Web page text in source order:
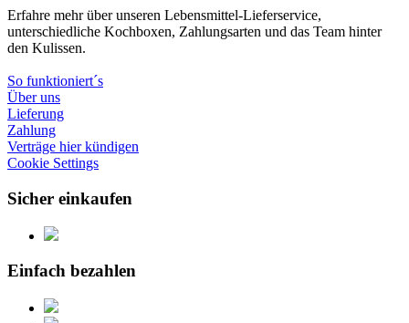
Erfahre mehr über unseren Lebensmittel-Lieferservice,
unterschiedliche Kochboxen, Zahlungsarten und das Team hinter
den Kulissen.
So funktioniert´s
Über uns
Lieferung
Zahlung
Verträge hier kündigen
Cookie Settings
Sicher einkaufen
Einfach bezahlen